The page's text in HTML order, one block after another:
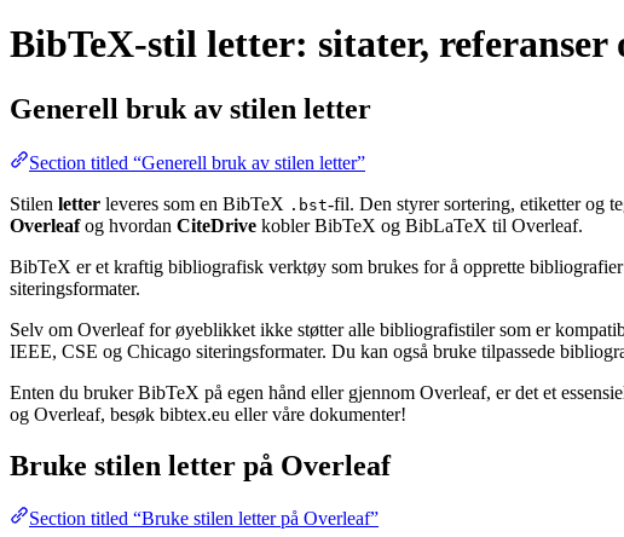
BibTeX-stil letter: sitater, referanser
Generell bruk av stilen letter
Section titled “Generell bruk av stilen letter”
Stilen letter leveres som en BibTeX .bst-fil. Den styrer sortering, etiketter og
Overleafog hvordan CiteDrive kobler BibTeX og BibLaTeX til Overleaf.
BibTeX er et kraftig bibliografisk verktøy som brukes for å opprette
siteringsformater.
Selv om Overleaf for øyeblikket ikke støtter alle bibliografistiler som er
IEEE, CSE og Chicago siteringsformater. Du kan også bruke tilpassede
Enten du bruker BibTeX på egen hånd eller gjennom Overleaf, er det et
og Overleaf, besøk bibtex.eu eller våre dokumenter!
Bruke stilen letter på Overleaf
Section titled “Bruke stilen letter på Overleaf”